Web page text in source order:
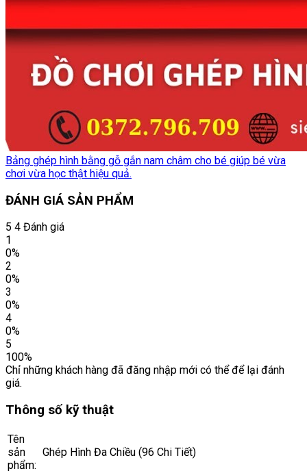
Bảng ghép hình bằng gỗ gắn nam châm cho bé giúp bé vừa
chơi vừa học thật hiệu quả.
ĐÁNH GIÁ SẢN PHẨM
5 4 Đánh giá
1
0%
2
0%
3
0%
4
0%
5
100%
Chỉ những khách hàng đã đăng nhập mới có thể để lại đánh
giá.
Thông số kỹ thuật
Tên
sản
phẩm:
Ghép Hình Đa Chiều (96 Chi Tiết)